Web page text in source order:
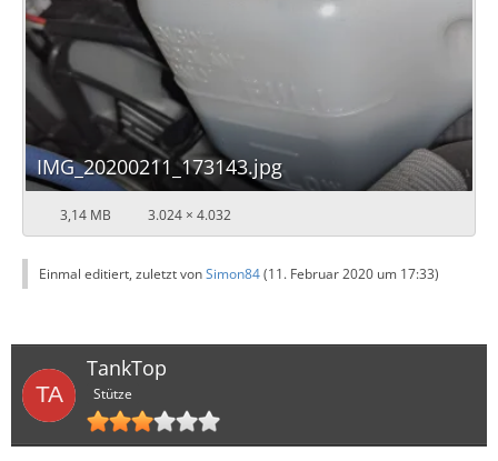
IMG_20200211_173143.jpg
3,14 MB 3.024 × 4.032
Einmal editiert, zuletzt vonSimon84(11. Februar 2020 um 17:33)
TankTop
Stütze